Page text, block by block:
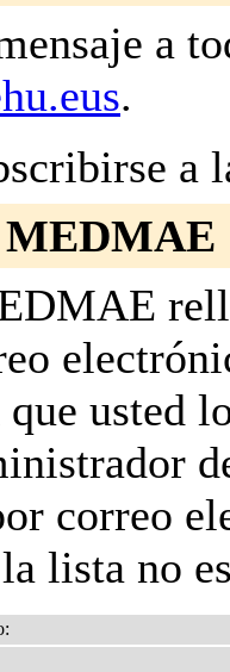
a
.
MEDMAE
usted
correo
lista no